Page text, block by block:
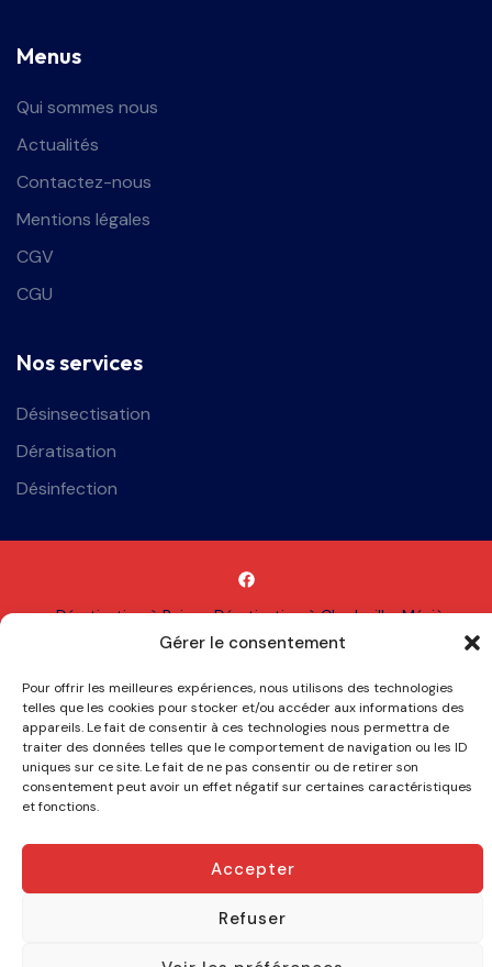
Gérer le consentement
Pour offrir les meilleures expériences, nous utilisons des technologies
telles que les cookies pour stocker et/ou accéder aux informations des
appareils. Le fait de consentir à ces technologies nous permettra de
traiter des données telles que le comportement de navigation ou les ID
uniques sur ce site. Le fait de ne pas consentir ou de retirer son
consentement peut avoir un effet négatif sur certaines caractéristiques
et fonctions.
Accepter
Refuser
Menus
Qui sommes nous
Actualités
Contactez-nous
Mentions légales
CGV
CGU
Nos services
Désinsectisation
Dératisation
Désinfection
Copyright © 2026 TAP
Dératisation à Reims Dératisation à Charleville-Mézières
Dératisation à Epernay Dératisation à Sedan
Eradication de
Blattes à Châlons-en-Champagne Élimination de Blattes à
Charleville-Mézières